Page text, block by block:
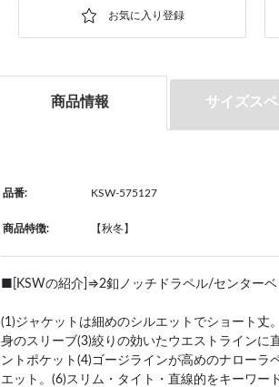
商品情報 サイズス
品番: KSW-575127
商品特徴: 【秋冬】
■[KSWの紹介]⇒2釦ノッチドラペル/センター
(1)ジャケットは細めのシルエットでショート丈
身のスリーブ(3)絞りの効いたウエストラインに
ントポケット(4)ゴージラインが高めのナローラ
エット。(6)スリム・タイト・直線的をキーワー